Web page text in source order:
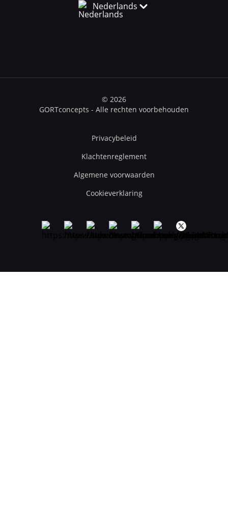
Nederlands
© 2026
GORTconcepts - Alle rechten voorbehouden
Privacybeleid
Klachtenreglement
Algemene voorwaarden
Cookieverklaring